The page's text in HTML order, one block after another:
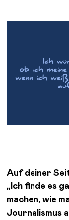
Auf deiner
„Ich finde es
machen, wie
Journalismus